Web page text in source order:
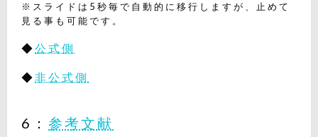
※スライドは5秒毎で自動的に移行しますが、止めて
見る事も可能です。
◆公式側
◆非公式側
6： 参考文献